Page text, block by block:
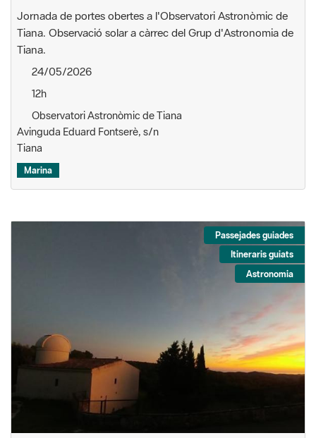
Jornada de portes obertes a l'Observatori Astronòmic de
Tiana. Observació solar a càrrec del Grup d'Astronomia de
Tiana.
24/05/2026
12h
Observatori Astronòmic de Tiana
Avinguda Eduard Fontserè, s/n
Tiana
Marina
Passejades guiades
Itineraris guiats
Astronomia